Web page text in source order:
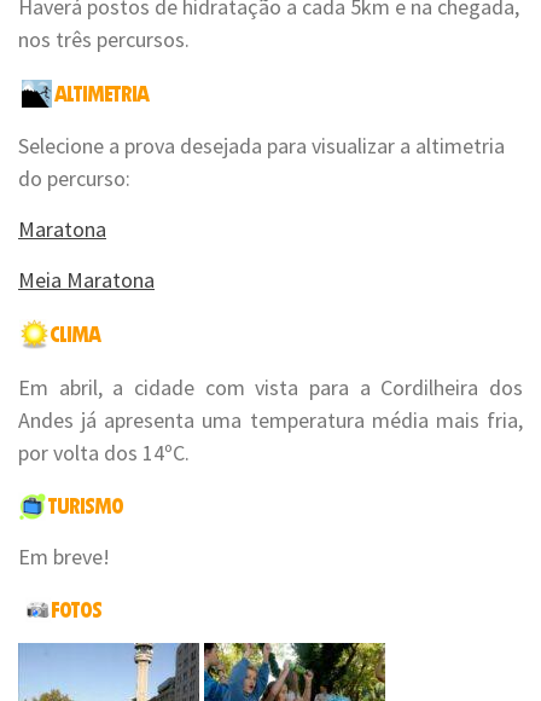
Haverá postos de hidratação a cada 5km e na chegada,
nos três percursos.
Selecione a prova desejada para visualizar a altimetria
do percurso:
Maratona
Meia Maratona
Em abril, a cidade com vista para a Cordilheira dos
Andes já apresenta uma temperatura média mais fria,
por volta dos 14ºC.
Em breve!